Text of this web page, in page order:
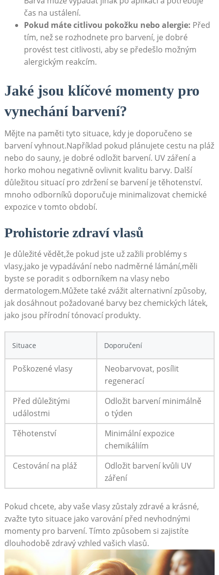
čas ​na ustálení.
Pokud máte citlivou pokožku nebo⁣ alergie: Před
tím,‌ než se rozhodnete pro barvení, ⁤je dobré
provést⁢ test citlivosti, aby se předešlo možným⁣
alergickým⁤ reakcím.
Jaké jsou klíčové momenty pro
vynechání barvení?
Mějte na paměti ⁢tyto situace, kdy⁢ je doporučeno⁤ se⁢
barvení vyhnout.Například⁤ pokud ‌plánujete cestu‍ na pláž⁣
nebo ‍do sauny, ⁣je dobré⁣ odložit barvení. UV záření a
horko mohou negativně ovlivnit kvalitu barvy. Další
důležitou situací pro zdržení se⁤ barvení ‍je⁢ těhotenství.
mnoho odborníků ⁣doporučuje minimalizovat ‍chemické
expozice v⁣ tomto období.
Prohistorie zdraví vlasů
Je ​důležité vědět,že pokud jste ‌už zažili⁢ problémy ‌s
vlasy,jako je vypadávání nebo nadměrné lámání,měli
byste⁣ se poradit s odborníkem na vlasy nebo
dermatologem.Můžete také zvážit alternativní⁤ způsoby,
jak ⁣dosáhnout požadované barvy bez chemických⁤ látek,
jako jsou přírodní tónovací⁣ produkty.
Situace Doporučení
Poškozené vlasy
Neobarvovat, posílit
regenerací
Před důležitými
událostmi
Odložit barvení minimálně
o týden
Těhotenství
Minimální expozice​
chemikáliím
Cestování​ na pláž
Odložit barvení kvůli UV
záření
Pokud⁣ chcete,​ aby vaše vlasy zůstaly zdravé a krásné,
zvažte tyto situace⁤ jako varování před nevhodnými
⁣momenty pro barvení. Tímto ⁤způsobem si zajistíte
dlouhodobě zdravý vzhled vašich vlasů.